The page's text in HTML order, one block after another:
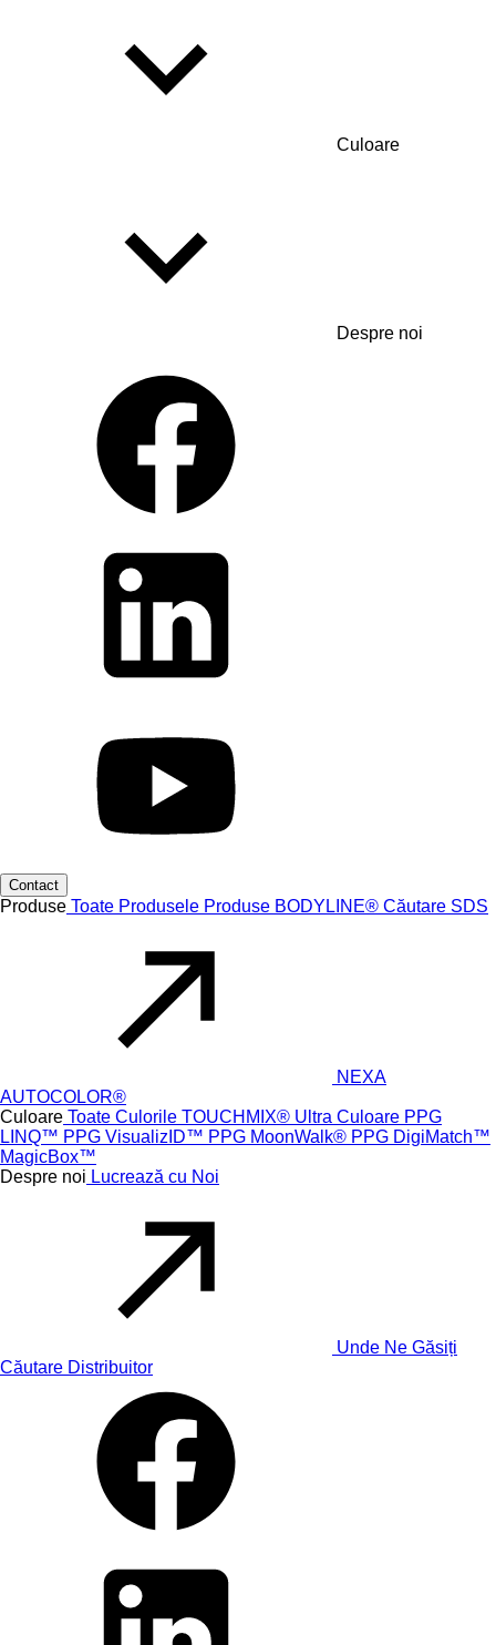
Culoare
Despre noi
Contact
Produse Toate Produsele Produse BODYLINE® Căutare SDS
NEXA
AUTOCOLOR®
Culoare Toate Culorile TOUCHMIX® Ultra Culoare PPG
LINQ™ PPG VisualizID™ PPG MoonWalk® PPG DigiMatch™
MagicBox™
Despre noi Lucrează cu Noi
Unde Ne Găsiți
Căutare Distribuitor